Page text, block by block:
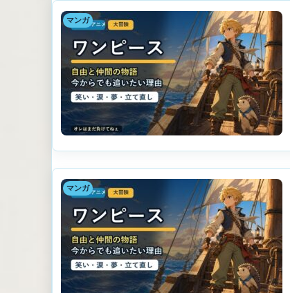
マンガ
マンガ